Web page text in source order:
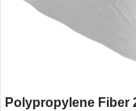
Polypropylene Fiber